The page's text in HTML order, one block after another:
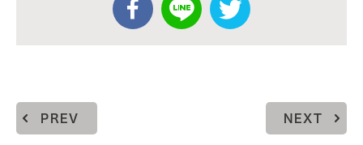
PREV NEXT